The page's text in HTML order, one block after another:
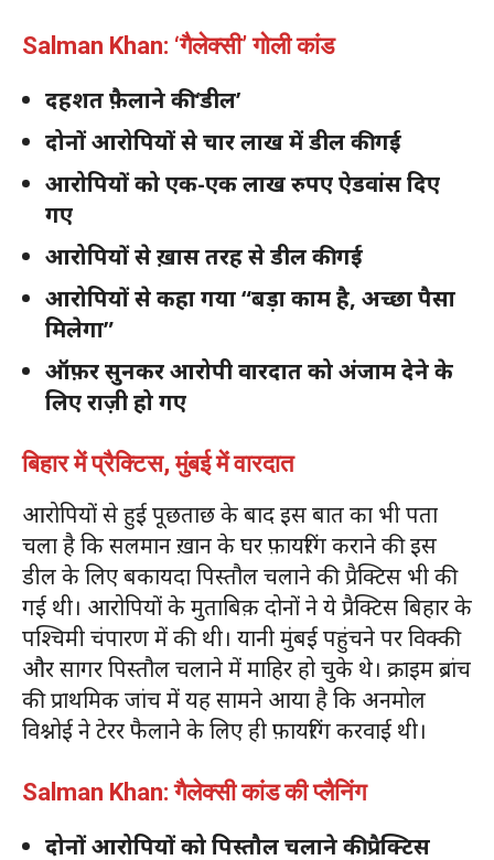
Salman Khan: ‘गैलेक्सी’ गोली कांड
दहशत फ़ैलाने की ‘डील’
दोनों आरोपियों से चार लाख में डील की गई
आरोपियों को एक-एक लाख रुपए ऐडवांस दिए
गए
आरोपियों से ख़ास तरह से डील की गई
आरोपियों से कहा गया “बड़ा काम है, अच्छा पैसा
मिलेगा”
ऑफ़र सुनकर आरोपी वारदात को अंजाम देने के
लिए राज़ी हो गए
बिहार में प्रैक्टिस, मुंबई में वारदात
आरोपियों से हुई पूछताछ के बाद इस बात का भी पता
चला है कि सलमान ख़ान के घर फ़ायरिंग कराने की इस
डील के लिए बकायदा पिस्तौल चलाने की प्रैक्टिस भी की
गई थी। आरोपियों के मुताबिक़ दोनों ने ये प्रैक्टिस बिहार के
पश्चिमी चंपारण में की थी। यानी मुंबई पहुंचने पर विक्की
और सागर पिस्तौल चलाने में माहिर हो चुके थे। क्राइम ब्रांच
की प्राथमिक जांच में यह सामने आया है कि अनमोल
विश्नोई ने टेरर फैलाने के लिए ही फ़ायरिंग करवाई थी।
Salman Khan: गैलेक्सी कांड की प्लैनिंग
दोनों आरोपियों को पिस्तौल चलाने की प्रैक्टिस